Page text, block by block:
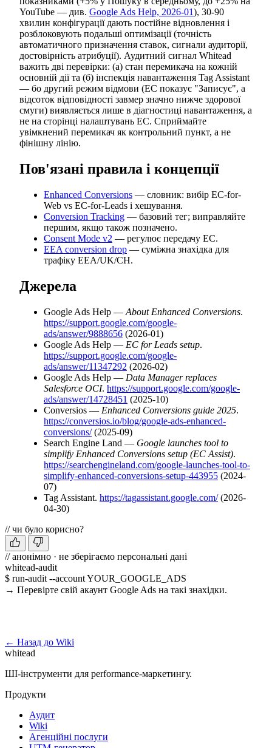
YouTube — див. Google Ads Help, 2026-01), 30-90
хвилин конфігурації дають постійне відновлення і
розблоковують подальші оптимізації (точність
автоматичного призначення ставок, сигнали аудиторії,
достовірність атрибуції). Аудитний сигнал Whitead
важить дві перевірки: (а) стан перемикача на кожній
основній дії та (б) інспекція навантаження Tag Assistant
— бо другий режим відмови (EC показує "Записує", а
відсоток відповідності завмер значно нижче здорової
смуги) виявляється лише в діагностиці навантаження, а
не на сторінці налаштувань EC. Сприймайте
увімкнений перемикач як контрольний пункт, а не
фінішну лінію.
Пов'язані правила і концепції
Enhanced Conversions — словник: вибір EC-for-
Web vs EC-for-Leads і хешування.
Conversion Tracking — базовий тег; виправляйте
першим, якщо також позначено.
Consent Mode v2 — регулює передачу EC.
EEA conversion drop — суміжна знахідка для
трафіку EEA/UK/CH.
Джерела
Google Ads Help — About Enhanced Conversions.
https://support.google.com/google-
ads/answer/9888656 (2026-01)
Google Ads Help — EC for Leads setup.
https://support.google.com/google-
ads/answer/11347292 (2026-02)
Google Ads Help — Data Manager replaces
Salesforce OCI. https://support.google.com/google-
ads/answer/14728451 (2025-10)
Conversios — Enhanced Conversions guide 2025.
https://conversios.io/blog/google-ads-enhanced-
conversions/(2025-09)
Search Engine Land — Google launches tool to
simplify Enhanced Conversions setup (EC Assist).
https://searchengineland.com/google-launches-tool-to-
simplify-enhanced-conversions-setup-443955 (2024-
07)
Tag Assistant. https://tagassistant.google.com/(2026-
04-30)
// чи було корисно?
// анонімно · не зберігаємо персональні дані
whitead-audit
$ run-audit --account YOUR_GOOGLE_ADS
→ Перевірте свій акаунт Google Ads на такі знахідки.
← Назад до Wiki
whitead
ШІ-інструменти для performance-маркетингу.
Продукти
Аудит
Wiki
Агенційні послуги